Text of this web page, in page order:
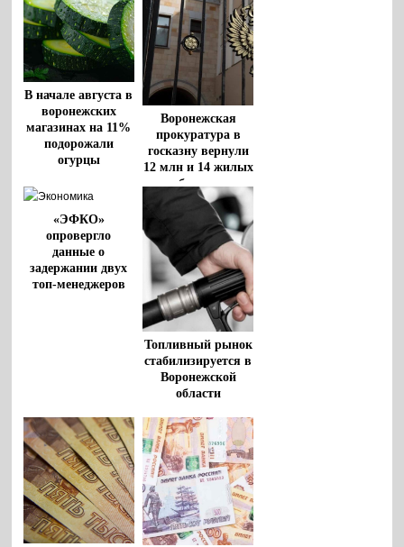
В начале августа в
воронежских
магазинах на 11%
подорожали
огурцы
Воронежская
прокуратура в
госказну вернули
12 млн и 14 жилых
объектов
«ЭФКО»
опровергло
данные о
задержании двух
топ-менеджеров
Топливный рынок
стабилизируется в
Воронежской
области